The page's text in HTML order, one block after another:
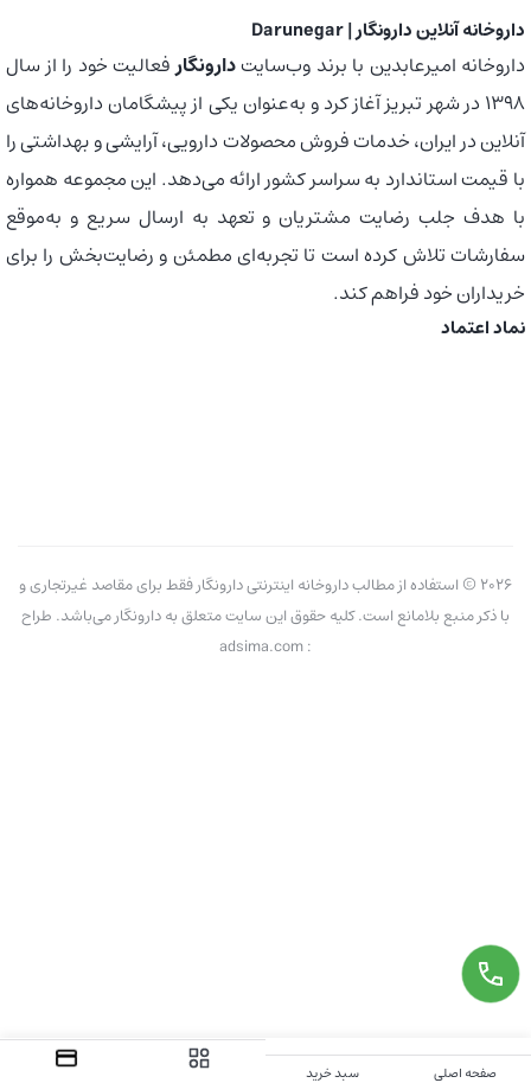
داروخانه آنلاین دارونگار | Darunegar
داروخانه امیرعابدین با برند وب‌سایتدارونگارفعالیت خود را از سال
1398 در شهر تبریز آغاز کرد و به‌عنوان یکی از پیشگامان داروخانه‌های
آنلاین در ایران، خدمات فروش محصولات دارویی، آرایشی و بهداشتی را
با قیمت استاندارد به سراسر کشور ارائه می‌دهد. این مجموعه همواره
با هدف جلب رضایت مشتریان و تعهد به ارسال سریع و به‌موقع
سفارشات تلاش کرده است تا تجربه‌ای مطمئن و رضایت‌بخش را برای
خریداران خود فراهم کند.
نماد اعتماد
2026 © استفاده از مطالب داروخانه اینترنتی دارونگار فقط برای مقاصد غیرتجاری و
با ذکر منبع بلامانع است. کلیه حقوق این سایت متعلق به دارونگار می‌باشد. طراح
: adsima.com
صفحه اصلی سبد خرید